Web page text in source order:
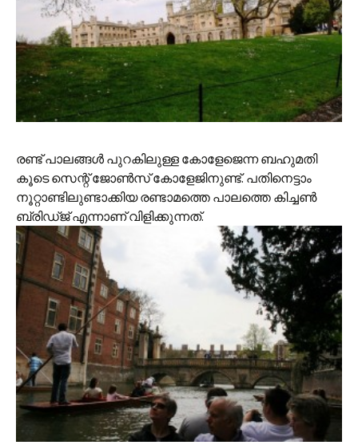
രണ്ട് പാലങ്ങള്‍ പുറകിലുള്ള കോളേജെന്ന ബഹുമതി
കൂടെ സെന്റ് ജോണ്‍സ് കോളേജിനുണ്ട്. പതിനെട്ടാം
നൂറ്റാണ്ടിലുണ്ടാക്കിയ രണ്ടാമത്തെ പാലത്തെ കിച്ചണ്‍
ബ്രിഡ്‌ജ് എന്നാണ് വിളിക്കുന്നത്.